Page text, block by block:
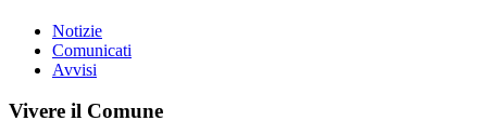
Notizie
Comunicati
Avvisi
Vivere il Comune